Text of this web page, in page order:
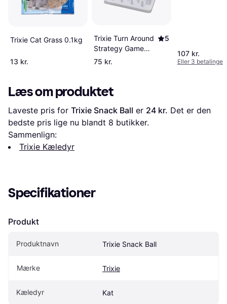
Trixie Cat Grass 0.1kg
13 kr.
Trixie Turn Around
Strategy Game
22x33x18cm
5
75 kr.
107 kr.
Eller 3 betalinger
Læs om produktet
Laveste pris for Trixie Snack Ball er 24 kr. Det er den
bedste pris lige nu blandt 8 butikker.
Sammenlign:
Trixie Kæledyr
Specifikationer
Produkt
Produktnavn Trixie Snack Ball
Mærke Trixie
Kæledyr Kat